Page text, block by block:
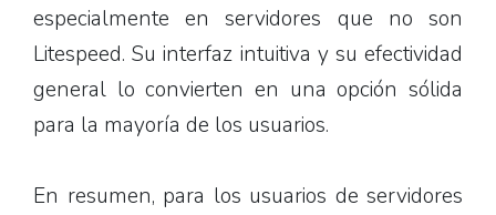
especialmente en servidores que no son
Litespeed. Su interfaz intuitiva y su efectividad
general lo convierten en una opción sólida
para la mayoría de los usuarios.
En resumen, para los usuarios de servidores